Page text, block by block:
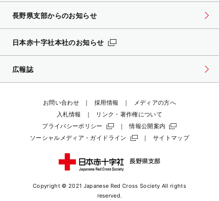
長野県支部からのお知らせ
日本赤十字社本社のお知らせ
広報誌
お問い合わせ 採用情報
メディアの方へ
入札情報
リンク・著作権について
プライバシーポリシー
情報公開案内
ソーシャルメディア・ガイドライン
サイトマップ
Copyright © 2021 Japanese Red Cross Society All rights
reserved.